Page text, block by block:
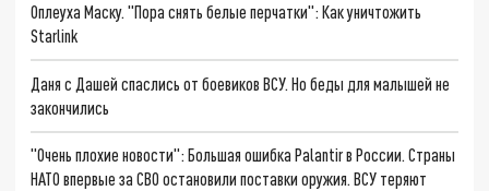
Оплеуха Маску. "Пора снять белые перчатки": Как уничтожить
Starlink
Даня с Дашей спаслись от боевиков ВСУ. Но беды для малышей не
закончились
"Очень плохие новости": Большая ошибка Palantir в России. Страны
НАТО впервые за СВО остановили поставки оружия. ВСУ теряют